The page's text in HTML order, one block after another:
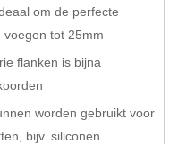
om de perfecte
tot 25mm
flanken is bijna
worden gebruikt voor
bijv. siliconen